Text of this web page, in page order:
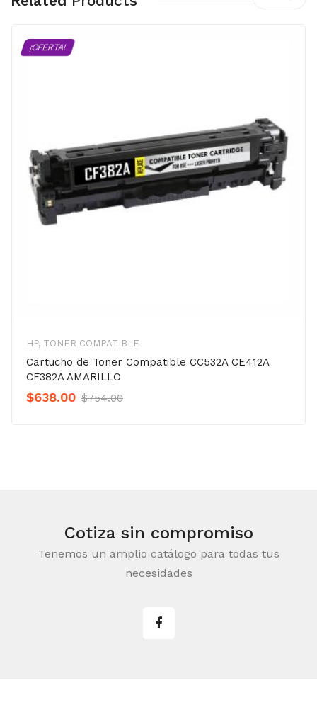
¡OFERTA!
HP, TONER COMPATIBLE
Cartucho de Toner Compatible CC532A CE412A
CF382A AMARILLO
$754.00Original
$638.00
Current
Cotiza sin compromiso
Tenemos un amplio catálogo para todas tus
necesidades